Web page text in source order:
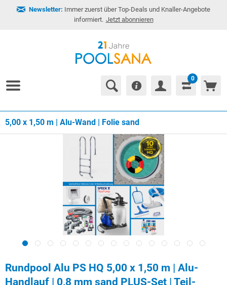
Newsletter: Immer zuerst über Top-Deals und Knaller-Angebote
informiert. Jetzt abonnieren
0
5,00 x 1,50 m | Alu-Wand | Folie sand
Rundpool Alu PS HQ 5,00 x 1,50 m | Alu-
Handlauf | 0,8 mm sand PLUS-Set | Teil-